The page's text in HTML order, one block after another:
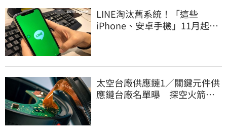
LINE淘汰舊系統！「這些
iPhone、安卓手機」11月起無
太空台廠供應鏈1／關鍵元件供
應鏈台廠名單曝 探空火箭